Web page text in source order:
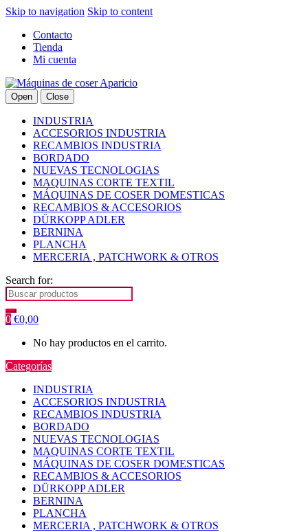
Skip to navigation Skip to content
Contacto
Tienda
Mi cuenta
Open Close
INDUSTRIA
ACCESORIOS INDUSTRIA
RECAMBIOS INDUSTRIA
BORDADO
NUEVAS TECNOLOGIAS
MAQUINAS CORTE TEXTIL
MÁQUINAS DE COSER DOMESTICAS
RECAMBIOS & ACCESORIOS
DÜRKOPP ADLER
BERNINA
PLANCHA
MERCERIA , PATCHWORK & OTROS
Search for:
0 €0,00
No hay productos en el carrito.
Categorías
INDUSTRIA
ACCESORIOS INDUSTRIA
RECAMBIOS INDUSTRIA
BORDADO
NUEVAS TECNOLOGIAS
MAQUINAS CORTE TEXTIL
MÁQUINAS DE COSER DOMESTICAS
RECAMBIOS & ACCESORIOS
DÜRKOPP ADLER
BERNINA
PLANCHA
MERCERIA , PATCHWORK & OTROS